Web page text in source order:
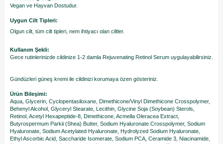
Vegan ve Hayvan Dostudur.
Uygun Cilt Tipleri:
Olgun cilt, tüm cilt tipleri, nem ihtiyacı olan ciltler.
Kullanım Şekli:
Gece rutinlerinizde cildinize 1-2 damla Rejuvenating Retinol Serum uygulayabilirsiniz.
Gündüzleri güneş kremi ile cildinizi korumaya özen gösteriniz.
Ürün Bileşimi:
Aqua, Glycerin, Cyclopentasiloxane, Dimethicone/Vinyl Dimethicone Crosspolymer,
Behenyl Alcohol, Glyceryl Stearate, Lecithin, Glycine Soja (Soybean) Sterols,
Retinol, Acetyl Hexapeptide-8, Dimethicone, Acmella Oleracea Extract,
Butyrospermum Parkii (Shea) Butter, Sodium Hyaluronate Crosspolymer, Sodium
Hyaluronate, Sodium Acetylated Hyaluronate, Hydrolyzed Sodium Hyaluronate,
Ethyl Ascorbic Acid, Saccharide Isomerate, Sodium PCA, Ceramide 3, Niacinamide,